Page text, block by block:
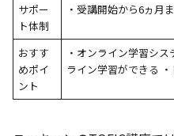
サポー
ト体制
・受講開始から6ヵ月
おすす
めポイ
ント
・オンライン学習シ
ライン学習ができる